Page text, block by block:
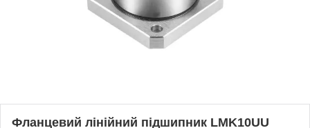
Фланцевий лінійний підшипник LMK10UU